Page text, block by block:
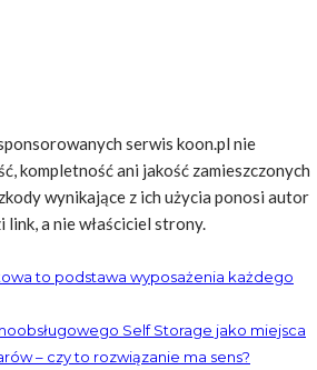
serwis koon.pl nie
kompletność ani jakość zamieszczonych
wynikające z ich użycia ponosi autor
a nie właściciel strony.
to podstawa wyposażenia każdego
Self Storage jako miejsca
– czy to rozwiązanie ma sens?